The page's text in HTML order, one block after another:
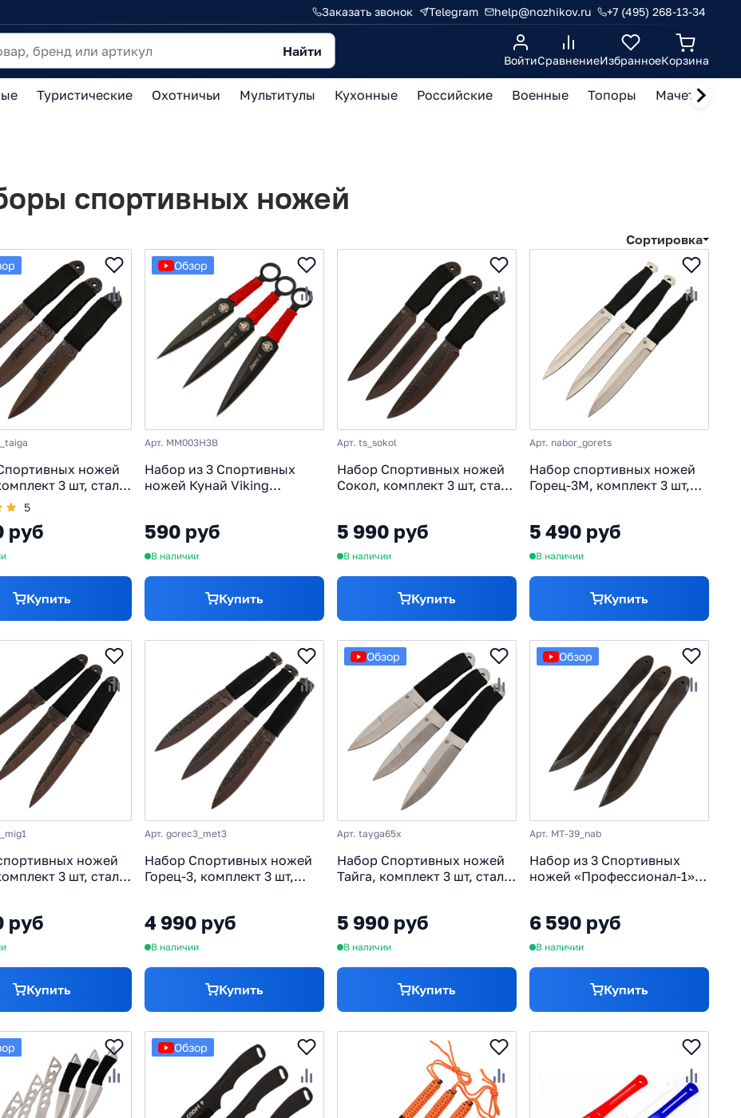
Заказать звонок Telegram help@nozhikov.ru +7 (495) 268-13-34
Найти
ВойтиСравнениеИзбранноеКорзина
Туристические Охотничьи Мультитулы Кухонные Российские Военные Топоры Мачете,
спортивных ножей
Сортировка
ножей
3 шт, сталь
5
руб
Купить
Обзор
Арт. MM003H3B
Набор из 3 Спортивных
ножей Кунай Viking
590 руб
В наличии
Купить
Арт. ts_sokol
Набор Спортивных ножей
Сокол, комплект 3 шт, сталь
5 990 руб
В наличии
Купить
Арт. nabor_gorets
Набор спортивных ножей
Горец-3М, комплект 3 шт,
5 490 руб
В наличии
Купить
ножей
3 шт, сталь
руб
Купить
Арт. gorec3_met3
Набор Спортивных ножей
Горец-3, комплект 3 шт,
4 990 руб
В наличии
Купить
Обзор
Арт. tayga65x
Набор Спортивных ножей
Тайга, комплект 3 шт, сталь
5 990 руб
В наличии
Купить
Обзор
Арт. MT-39_nab
Набор из 3 Спортивных
ножей «Профессионал-1», в
6 590 руб
В наличии
Купить
Обзор